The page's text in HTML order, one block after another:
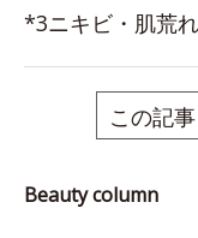
*3ニキビ・肌荒
この記
Beauty column